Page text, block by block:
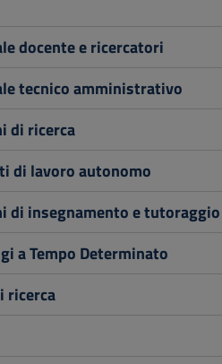
docente e ricercatori
tecnico amministrativo
di ricerca
di lavoro autonomo
di insegnamento e tutoraggio
a Tempo Determinato
ricerca